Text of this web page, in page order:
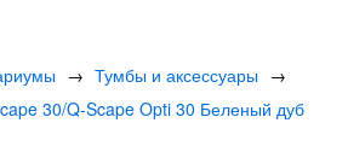
→ Тумбы и аксессуары →
30/Q-Scape Opti 30 Беленый дуб